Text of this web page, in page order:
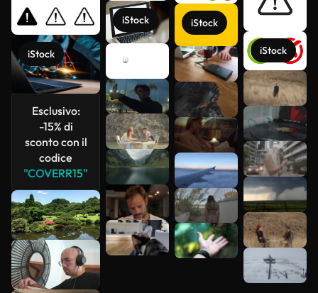
iStock
Esclusivo:
-15% di
sconto con il
codice
"COVERR15"
iStock iStock
iStock
Scopri di
più